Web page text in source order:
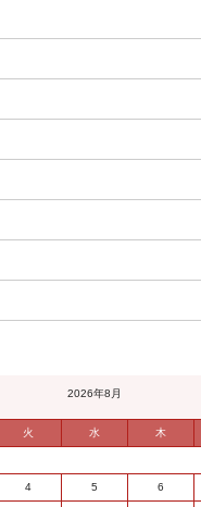
2026年8月
火 水 木
4 5 6